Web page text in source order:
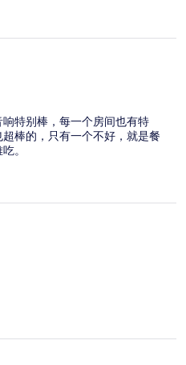
特别棒，每一个房间也有特
棒的，只有一个不好，就是餐
。